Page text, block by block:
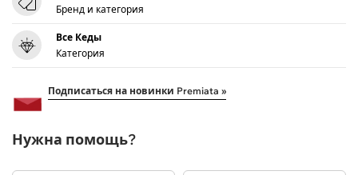
Бренд и категория
Все Кеды
Категория
Подписаться на новинки Premiata »
Нужна помощь?